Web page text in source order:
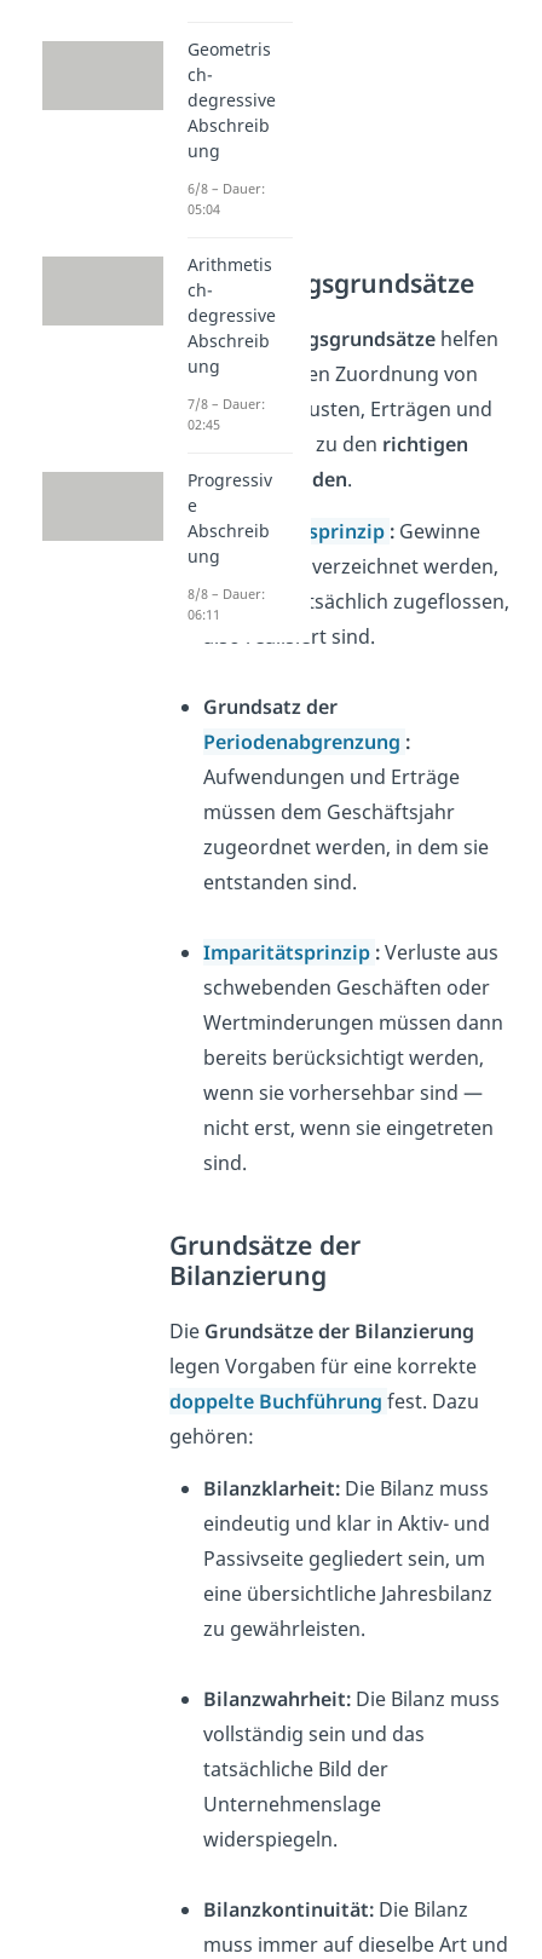
Abgrenzungsgrundsätze
DieAbgrenzungsgrundsätze helfen
bei der korrekten Zuordnung von
Gewinnen, Verlusten, Erträgen und
Aufwendungen zu den richtigen
Geschäftsperioden.
Realisationsprinzip : Gewinne
dürfen erst verzeichnet werden,
wenn sie tatsächlich zugeflossen,
also realisiert sind.
Grundsatz der
Periodenabgrenzung :
Aufwendungen und Erträge
müssen dem Geschäftsjahr
zugeordnet werden, in dem sie
entstanden sind.
Imparitätsprinzip :Verluste aus
schwebenden Geschäften oder
Wertminderungen müssen dann
bereits berücksichtigt werden,
wenn sie vorhersehbar sind —
nicht erst, wenn sie eingetreten
sind.
Grundsätze der
Bilanzierung
Die Grundsätze der Bilanzierung
legen Vorgaben für eine korrekte
doppelte Buchführungfest. Dazu
gehören:
Bilanzklarheit: Die Bilanz muss
eindeutig und klar in Aktiv- und
Passivseite gegliedert sein, um
eine übersichtliche Jahresbilanz
zu gewährleisten.
Bilanzwahrheit: Die Bilanz muss
vollständig sein und das
tatsächliche Bild der
Unternehmenslage
widerspiegeln.
Bilanzkontinuität: Die Bilanz
muss immer auf dieselbe Art und
Geometris
ch-
degressive
Abschreib
ung
6/8 – Dauer:
05:04
Arithmetis
ch-
degressive
Abschreib
ung
7/8 – Dauer:
02:45
Progressiv
e
Abschreib
ung
8/8 – Dauer:
06:11